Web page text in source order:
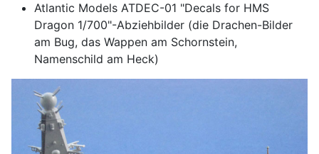
Atlantic Models ATDEC-01 "Decals for HMS
Dragon 1/700"-Abziehbilder (die Drachen-Bilder
am Bug, das Wappen am Schornstein,
Namenschild am Heck)